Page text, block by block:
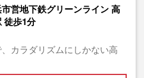
営地下鉄グリーンライン 高
徒歩1分
カラダリズムにしかない高